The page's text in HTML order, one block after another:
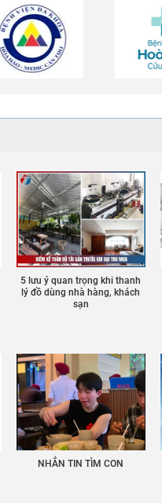
5 lưu ý quan trọng khi thanh
lý đồ dùng nhà hàng, khách
sạn
NHẮN TIN TÌM CON